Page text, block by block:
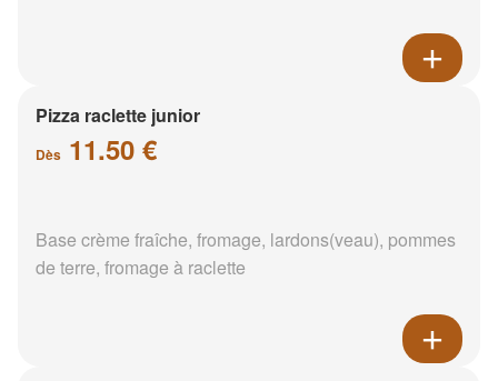
Pizza raclette junior
Dès 11.50 €
Base crème fraîche, fromage, lardons(veau), pommes
de terre, fromage à raclette